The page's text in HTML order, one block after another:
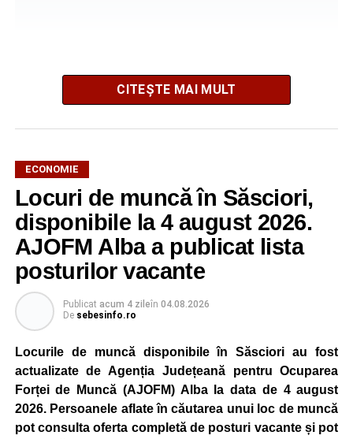
Potrivit unui comunicat al companiei, măsura va fi aplicată
gradual, în funcție de necesitățile sistemului energetic.
Reprezentanții Kronospan precizează că evoluția situației
este monitorizată permanent, iar activitatea va reveni la
capacitate normală imediat ce condițiile vor permite.
Compania dă asigurări că oprirea temporară a unor linii
de producție nu va afecta livrările către clienți.
Kronospan se numără printre cei mai mari consumatori de
energie electrică din România. O parte din necesarul
energetic este acoperită prin producția proprie de energie,
realizată cu ajutorul panourilor fotovoltaice și al unităților
de cogenerare.
CITEȘTE MAI MULT
ECONOMIE
Locuri de muncă în Săsciori,
disponibile la 4 august 2026.
AJOFM Alba a publicat lista
posturilor vacante
Publicat acum 4 zileîn 04.08.2026
De sebesinfo.ro
Locurile de muncă disponibile în Săsciori au fost
actualizate de Agenția Județeană pentru Ocuparea
Forței de Muncă (AJOFM) Alba la data de 4 august
2026. Persoanele aflate în căutarea unui loc de muncă
pot consulta oferta completă de posturi vacante și pot